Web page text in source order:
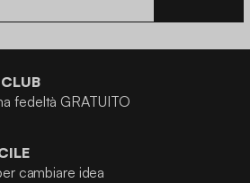
fedeltà GRATUITO
cambiare idea